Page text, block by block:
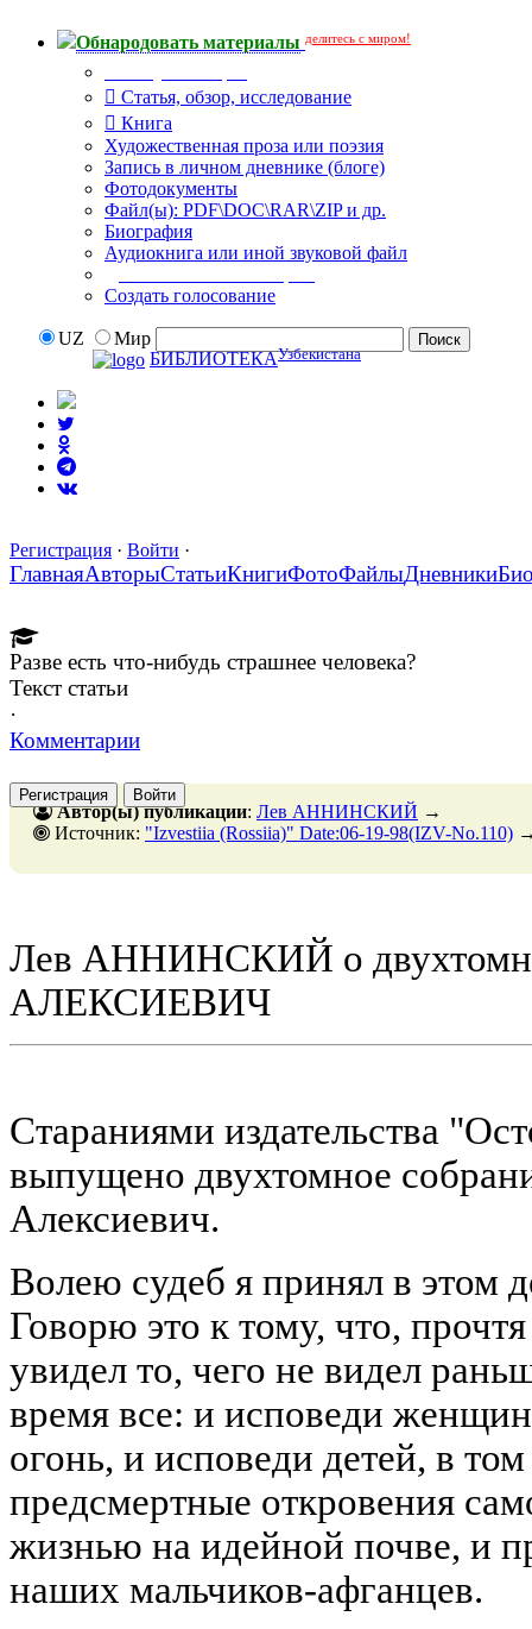
Обнародовать материалы делитесь с миром!
Статья, обзор, исследование
Книга
Художественная проза или поэзия
Запись в личном дневнике (блоге)
Фотодокументы
Файл(ы): PDF\DOC\RAR\ZIP и др.
Биография
Аудиокнига или иной звуковой файл
Создать голосование
UZ
Мир
БИБЛИОТЕКАУзбекистана
Регистрация · Войти ·
ГлавнаяАвторыСтатьиКнигиФотоФайлыДневники
Разве есть что-нибудь страшнее человека?
Текст статьи
·
Комментарии
Регистрация Войти
Автор(ы) публикации: Лев АННИНСКИЙ →
Источник: "Izvestiia (Rossiia)" Date:06-19-98(IZV-No.110)
Лев АННИНСКИЙ о
АЛЕКСИЕВИЧ
Стараниями издательства
выпущено двухтомное
Алексиевич.
Волею судеб я принял в этом
Говорю это к тому, что,
увидел то, чего не видел
время все: и исповеди
огонь, и исповеди детей, в
предсмертные откровения
жизнью на идейной почве, и
наших мальчиков-афганцев.